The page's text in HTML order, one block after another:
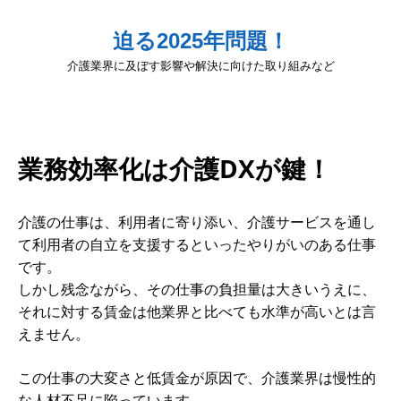
迫る2025年問題！
介護業界に及ぼす影響や解決に向けた取り組みなど
業務効率化は介護DXが鍵！
介護の仕事は、利用者に寄り添い、介護サービスを通し
て利用者の自立を支援するといったやりがいのある仕事
です。
しかし残念ながら、その仕事の負担量は大きいうえに、
それに対する賃金は他業界と比べても水準が高いとは言
えません。
この仕事の大変さと低賃金が原因で、介護業界は慢性的